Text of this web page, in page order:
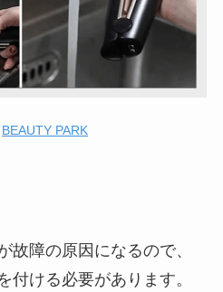
BEAUTY PARK
故障の原因になるので、
付ける必要があります。